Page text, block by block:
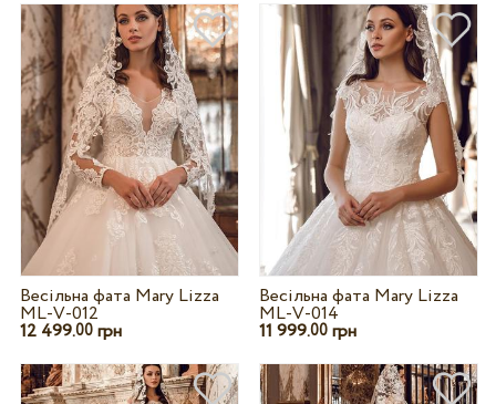
Весільна фата Mary Lizza
ML-V-012
12 499.00грн
Весільна фата Mary Lizza
ML-V-014
11 999.00 грн